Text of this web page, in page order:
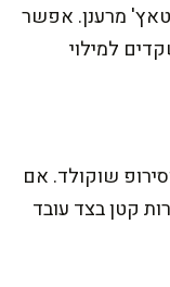
טאץ' מרענן. אפשר
למילוי
שוקולד. אם
קטן בצד עובד